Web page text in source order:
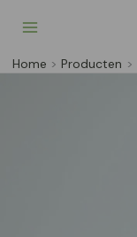
naar
inhoud
Home Producten